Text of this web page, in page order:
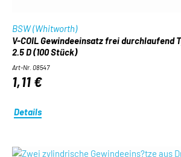
BSW (Whitworth)
V-COIL Gewindeeinsatz frei durchlaufend
2.5 D (100 Stück)
Art-Nr. 08547
1,11 €
Details